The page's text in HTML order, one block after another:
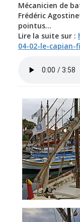
Mécanicien de
Frédéric
pointus...
Lire la suite sur :
04-02-le-capian-